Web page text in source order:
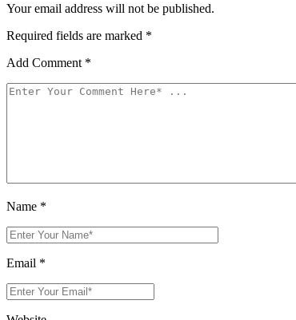
Your email address will not be published.
Required fields are marked *
Add Comment *
Name *
Email *